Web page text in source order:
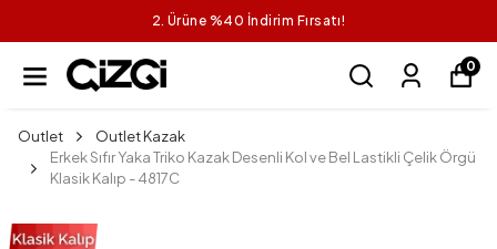
2. Ürüne %40 İndirim Fırsatı!
0
Outlet
Outlet Kazak
Erkek Sıfır Yaka Triko Kazak Desenli Kol ve Bel Lastikli Çelik Örgü
Klasik Kalıp - 4817C